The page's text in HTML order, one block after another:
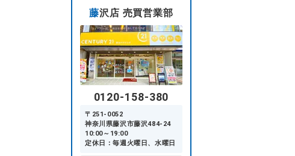
藤沢店 売買営業部
0120-158-380
〒251-0052
神奈川県藤沢市藤沢484-24
10:00～19:00
定休日：毎週火曜日、水曜日